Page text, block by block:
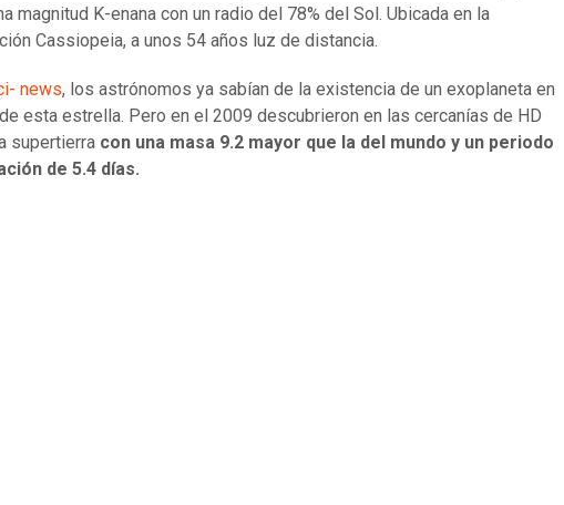
magnitud K-enana con un radio del 78% del Sol. Ubicada en la
Cassiopeia, a unos 54 años luz de distancia.
news, los astrónomos ya sabían de la existencia de un exoplaneta en
esta estrella. Pero en el 2009 descubrieron en las cercanías de HD
supertierra con una masa 9.2 mayor que la del mundo y un periodo
de 5.4 días.